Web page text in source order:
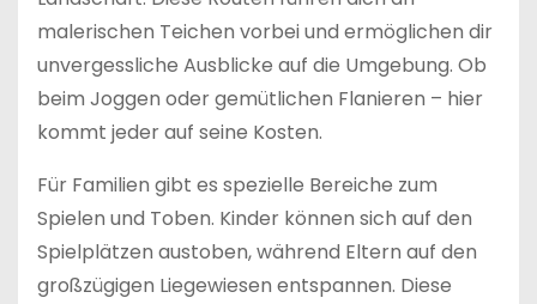
malerischen Teichen vorbei und ermöglichen dir
unvergessliche Ausblicke auf die Umgebung. Ob
beim Joggen oder gemütlichen Flanieren – hier
kommt jeder auf seine Kosten.
Für Familien gibt es spezielle Bereiche zum
Spielen und Toben. Kinder können sich auf den
Spielplätzen austoben, während Eltern auf den
großzügigen Liegewiesen entspannen. Diese